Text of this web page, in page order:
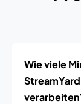
Wie viele